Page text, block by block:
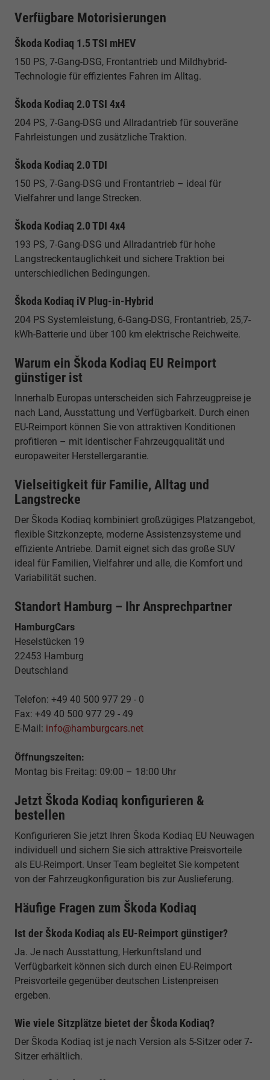
Verfügbare Motorisierungen
Škoda Kodiaq 1.5 TSI mHEV
150 PS, 7-Gang-DSG, Frontantrieb und Mildhybrid-
Technologie für effizientes Fahren im Alltag.
Škoda Kodiaq 2.0 TSI 4x4
204 PS, 7-Gang-DSG und Allradantrieb für souveräne
Fahrleistungen und zusätzliche Traktion.
Škoda Kodiaq 2.0 TDI
150 PS, 7-Gang-DSG und Frontantrieb – ideal für
Vielfahrer und lange Strecken.
Škoda Kodiaq 2.0 TDI 4x4
193 PS, 7-Gang-DSG und Allradantrieb für hohe
Langstreckentauglichkeit und sichere Traktion bei
unterschiedlichen Bedingungen.
Škoda Kodiaq iV Plug-in-Hybrid
204 PS Systemleistung, 6-Gang-DSG, Frontantrieb, 25,7-
kWh-Batterie und über 100 km elektrische Reichweite.
Warum ein Škoda Kodiaq EU Reimport
günstiger ist
Innerhalb Europas unterscheiden sich Fahrzeugpreise je
nach Land, Ausstattung und Verfügbarkeit. Durch einen
EU-Reimport können Sie von attraktiven Konditionen
profitieren – mit identischer Fahrzeugqualität und
europaweiter Herstellergarantie.
Vielseitigkeit für Familie, Alltag und
Langstrecke
Der Škoda Kodiaq kombiniert großzügiges Platzangebot,
flexible Sitzkonzepte, moderne Assistenzsysteme und
effiziente Antriebe. Damit eignet sich das große SUV
ideal für Familien, Vielfahrer und alle, die Komfort und
Variabilität suchen.
Standort Hamburg – Ihr Ansprechpartner
HamburgCars
Heselstücken 19
22453 Hamburg
Deutschland
Telefon: +49 40 500 977 29 - 0
Fax: +49 40 500 977 29 - 49
E-Mail: info@hamburgcars.net
Öffnungszeiten:
Montag bis Freitag: 09:00 – 18:00 Uhr
Jetzt Škoda Kodiaq konfigurieren &
bestellen
Konfigurieren Sie jetzt Ihren Škoda Kodiaq EU Neuwagen
individuell und sichern Sie sich attraktive Preisvorteile
als EU-Reimport. Unser Team begleitet Sie kompetent
von der Fahrzeugkonfiguration bis zur Auslieferung.
Häufige Fragen zum Škoda Kodiaq
Ist der Škoda Kodiaq als EU-Reimport günstiger?
Ja. Je nach Ausstattung, Herkunftsland und
Verfügbarkeit können sich durch einen EU-Reimport
Preisvorteile gegenüber deutschen Listenpreisen
ergeben.
Wie viele Sitzplätze bietet der Škoda Kodiaq?
Der Škoda Kodiaq ist je nach Version als 5-Sitzer oder 7-
Sitzer erhältlich.